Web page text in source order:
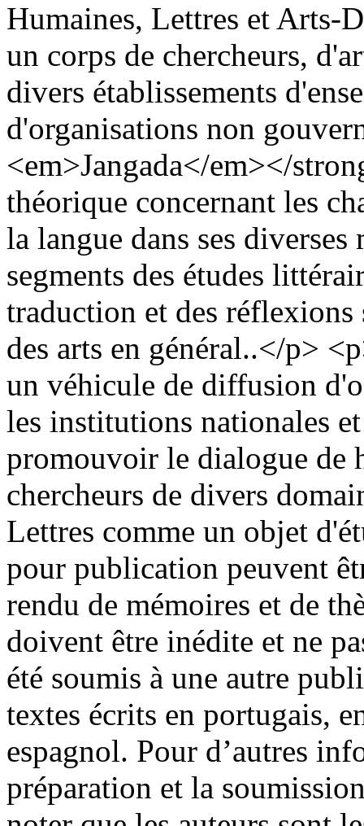
Humaines, Lettres et Arts-
un corps de chercheurs,
divers établissements
d'organisations non
<em>Jangada</em></
théorique concernant les
la langue dans ses
segments des études
traduction et des réflexions
des arts en général..</p>
un véhicule de diffusion
les institutions nationales
promouvoir le dialogue de
chercheurs de divers
Lettres comme un objet
pour publication peuvent
rendu de mémoires et de
doivent être inédite et ne
été soumis à une autre
textes écrits en portugais,
espagnol. Pour d’autres
préparation et la